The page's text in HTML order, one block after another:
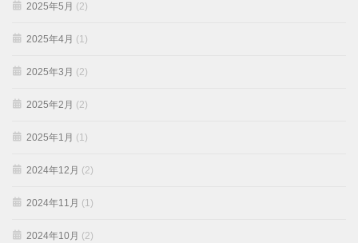
2025年5月 (2)
2025年4月 (1)
2025年3月 (2)
2025年2月 (2)
2025年1月 (1)
2024年12月 (2)
2024年11月 (1)
2024年10月 (2)